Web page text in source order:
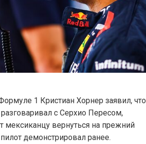
1 Кристиан Хорнер заявил, что
с Серхио Пересом,
мексиканцу вернуться на прежний
демонстрировал ранее.